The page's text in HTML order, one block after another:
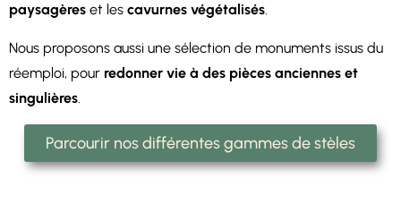
paysagères et les cavurnes végétalisés.
Nous proposons aussi une sélection de monuments issus du
réemploi, pour redonner vie à des pièces anciennes et
singulières.
Parcourir nos différentes gammes de stèles